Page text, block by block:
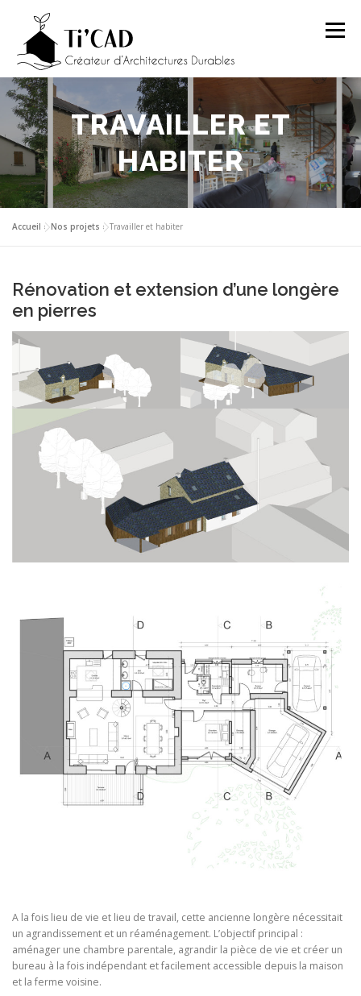
contenu
Menu
ACCUEIL PRÉSENTATION PRESTATIONS
PROJETS ARTICLES CONTACT
TRAVAILLER ET
HABITER
Accueil »Nos projets »Travailler et habiter
Rénovation et extension d’une longère
en pierres
A la fois lieu de vie et lieu de travail, cette ancienne longère nécessitait
un agrandissement et un réaménagement. L’objectif principal :
aménager une chambre parentale, agrandir la pièce de vie et créer un
bureau à la fois indépendant et facilement accessible depuis la maison
et la ferme voisine.